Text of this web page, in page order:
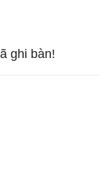
ghi bàn!